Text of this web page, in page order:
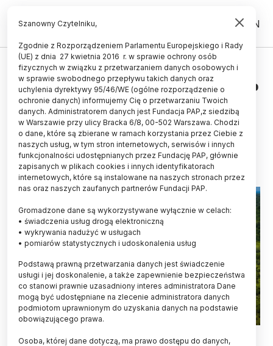
PL EN
ŚWIAT
Brazylia/ W Amazonii odnaleziono
portugalską osadę z czasów
kolonialnych
08.12.2024
aktualizacja: 08.12.2024
1 minuta czytania
Szanowny Czytelniku,
Zgodnie z Rozporządzeniem Parlamentu Europejskiego i Rady
(UE) z dnia 27 kwietnia 2016 r. w sprawie ochrony osób
fizycznych w związku z przetwarzaniem danych osobowych i
w sprawie swobodnego przepływu takich danych oraz
uchylenia dyrektywy 95/46/WE (ogólne rozporządzenie o
ochronie danych) informujemy Cię o przetwarzaniu Twoich
danych. Administratorem danych jest Fundacja PAP,z siedzibą
w Warszawie przy ulicy Bracka 6/8, 00-502 Warszawa. Chodzi
o dane, które są zbierane w ramach korzystania przez Ciebie z
naszych usług, w tym stron internetowych, serwisów i innych
funkcjonalności udostępnianych przez Fundację PAP, głównie
zapisanych w plikach cookies i innych identyfikatorach
internetowych, które są instalowane na naszych stronach przez
nas oraz naszych zaufanych partnerów Fundacji PAP.
Gromadzone dane są wykorzystywane wyłącznie w celach:
• świadczenia usług drogą elektroniczną
• wykrywania nadużyć w usługach
• pomiarów statystycznych i udoskonalenia usług
Podstawą prawną przetwarzania danych jest świadczenie
usługi i jej doskonalenie, a także zapewnienie bezpieczeństwa
co stanowi prawnie uzasadniony interes administratora Dane
mogą być udostępniane na zlecenie administratora danych
podmiotom uprawnionym do uzyskania danych na podstawie
obowiązującego prawa.
Osoba, której dane dotyczą, ma prawo dostępu do danych,